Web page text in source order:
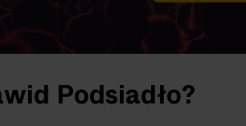
Podsiadło?